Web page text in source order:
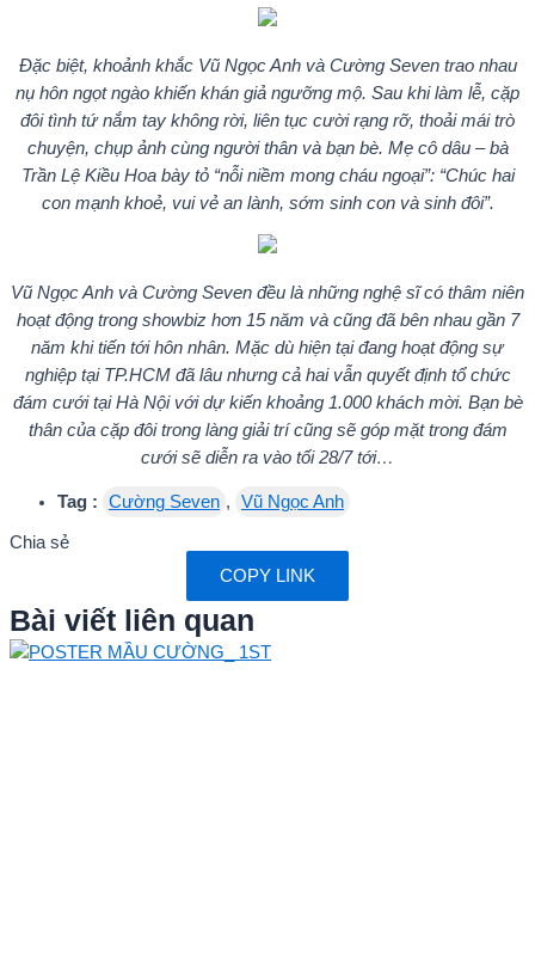
Đặc biệt, khoảnh khắc Vũ Ngọc Anh và Cường Seven trao nhau
nụ hôn ngọt ngào khiến khán giả ngưỡng mộ. Sau khi làm lễ, cặp
đôi tình tứ nắm tay không rời, liên tục cười rạng rỡ, thoải mái trò
chuyện, chụp ảnh cùng người thân và bạn bè. Mẹ cô dâu – bà
Trần Lệ Kiều Hoa bày tỏ “nỗi niềm mong cháu ngoại”: “Chúc hai
con mạnh khoẻ, vui vẻ an lành, sớm sinh con và sinh đôi”.
Vũ Ngọc Anh và Cường Seven đều là những nghệ sĩ có thâm niên
hoạt động trong showbiz hơn 15 năm và cũng đã bên nhau gần 7
năm khi tiến tới hôn nhân. Mặc dù hiện tại đang hoạt động sự
nghiệp tại TP.HCM đã lâu nhưng cả hai vẫn quyết định tổ chức
đám cưới tại Hà Nội với dự kiến khoảng 1.000 khách mời. Bạn bè
thân của cặp đôi trong làng giải trí cũng sẽ góp mặt trong đám
cưới sẽ diễn ra vào tối 28/7 tới…
Tag : Cường Seven , Vũ Ngọc Anh
Chia sẻ
COPY LINK
Bài viết liên quan